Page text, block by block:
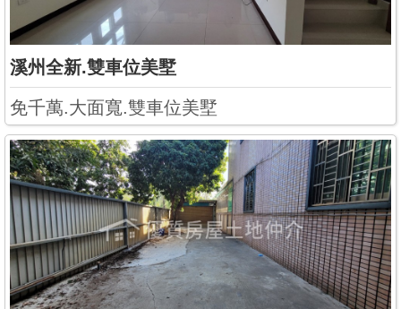
溪州全新.雙車位美墅
免千萬.大面寬.雙車位美墅